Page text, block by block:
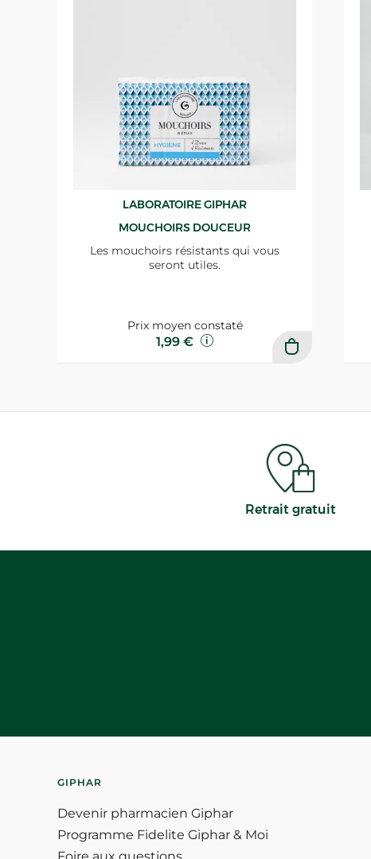
LABORATOIRE GIPHAR
MOUCHOIRS DOUCEUR
Les mouchoirs résistants qui vous
seront utiles.
Prix moyen constaté
1,99 €
Retrait gratuit
GIPHAR
Devenir pharmacien Giphar
Programme Fidelite Giphar & Moi
Foire aux questions